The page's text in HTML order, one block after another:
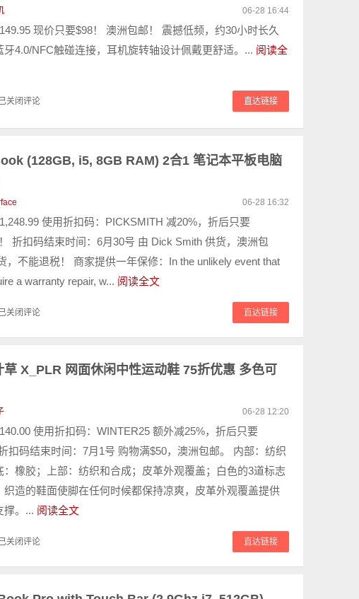
06-28 16:44
现价只要$98！ 澳洲包邮！ 震撼低频，约30小时长久
牙4.0/NFC触碰连接，耳机旋转轴设计佩戴更舒适。... 阅读全
直达链接
关闭评论
(128GB, i5, 8GB RAM) 2合1 笔记本平板电脑
06-28 16:32
使用折扣码：PICKSMITH 减20%，折后只要
折扣码结束时间：6月30号 由 Dick Smith 供货，澳洲包
，不能退税！ 商家提供一年保修：In the unlikely event that
a warranty repair, w... 阅读全文
直达链接
关闭评论
X_PLR 网面休闲中性运动鞋 75折优惠 多色可
06-28 12:20
使用折扣码：WINTER25 额外减25%，折后只要
扣码结束时间：7月1号 购物满$50，澳洲包邮。 内部：纺织
：橡胶；上部：纺织和合成；皮革外观覆盖；白色的3道标志
织造的鞋面使脚在任何时候都保持凉爽，皮革外观覆盖提供
撑。... 阅读全文
直达链接
关闭评论